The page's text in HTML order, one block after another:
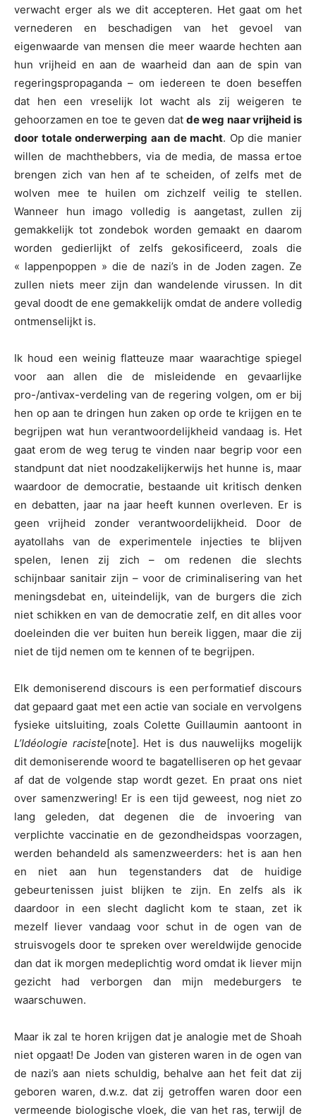
verwacht erger als we dit accepteren. Het gaat om het
vernederen en beschadigen van het gevoel van
eigenwaarde van mensen die meer waarde hechten aan
hun vrijheid en aan de waarheid dan aan de spin van
regeringspropaganda – om iedereen te doen beseffen
dat hen een vreselijk lot wacht als zij weigeren te
gehoorzamen en toe te geven datde weg naar vrijheid is
door totale onderwerping aan de macht. Op die manier
willen de machthebbers, via de media, de massa ertoe
brengen zich van hen af te scheiden, of zelfs met de
wolven mee te huilen om zichzelf veilig te stellen.
Wanneer hun imago volledig is aangetast, zullen zij
gemakkelijk tot zondebok worden gemaakt en daarom
worden gedierlijkt of zelfs gekosificeerd, zoals die
« lappenpoppen » die de nazi’s in de Joden zagen. Ze
zullen niets meer zijn dan wandelende virussen. In dit
geval doodt de ene gemakkelijk omdat de andere volledig
ontmenselijkt is.
Ik houd een weinig flatteuze maar waarachtige spiegel
voor aan allen die de misleidende en gevaarlijke
pro-/antivax-verdeling van de regering volgen, om er bij
hen op aan te dringen hun zaken op orde te krijgen en te
begrijpen wat hun verantwoordelijkheid vandaag is. Het
gaat erom de weg terug te vinden naar begrip voor een
standpunt dat niet noodzakelijkerwijs het hunne is, maar
waardoor de democratie, bestaande uit kritisch denken
en debatten, jaar na jaar heeft kunnen overleven. Er is
geen vrijheid zonder verantwoordelijkheid. Door de
ayatollahs van de experimentele injecties te blijven
spelen, lenen zij zich – om redenen die slechts
schijnbaar sanitair zijn – voor de criminalisering van het
meningsdebat en, uiteindelijk, van de burgers die zich
niet schikken en van de democratie zelf, en dit alles voor
doeleinden die ver buiten hun bereik liggen, maar die zij
niet de tijd nemen om te kennen of te begrijpen.
Elk demoniserend discours is een performatief discours
dat gepaard gaat met een actie van sociale en vervolgens
fysieke uitsluiting, zoals Colette Guillaumin aantoont in
L’Idéologie raciste[note]. Het is dus nauwelijks mogelijk
dit demoniserende woord te bagatelliseren op het gevaar
af dat de volgende stap wordt gezet. En praat ons niet
over samenzwering! Er is een tijd geweest, nog niet zo
lang geleden, dat degenen die de invoering van
verplichte vaccinatie en de gezondheidspas voorzagen,
werden behandeld als samenzweerders: het is aan hen
en niet aan hun tegenstanders dat de huidige
gebeurtenissen juist blijken te zijn. En zelfs als ik
daardoor in een slecht daglicht kom te staan, zet ik
mezelf liever vandaag voor schut in de ogen van de
struisvogels door te spreken over wereldwijde genocide
dan dat ik morgen medeplichtig word omdat ik liever mijn
gezicht had verborgen dan mijn medeburgers te
waarschuwen.
Maar ik zal te horen krijgen dat je analogie met de Shoah
niet opgaat! De Joden van gisteren waren in de ogen van
de nazi’s aan niets schuldig, behalve aan het feit dat zij
geboren waren, d.w.z. dat zij getroffen waren door een
vermeende biologische vloek, die van het ras, terwijl de